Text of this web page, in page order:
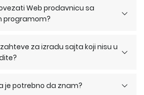
Web prodavnicu sa
programom?
za izradu sajta koji nisu u
je potrebno da znam?